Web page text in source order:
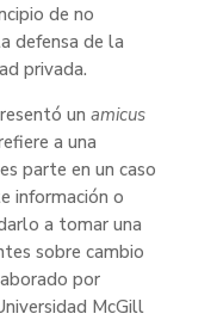
de no
defensa de la
privada.
un amicus
a una
parte en un caso
información o
a tomar una
sobre cambio
por
McGill